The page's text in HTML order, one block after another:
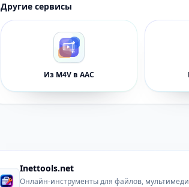
Другие сервисы
Из M4V в AAC
Inettools.net
Онлайн-инструменты для файлов,